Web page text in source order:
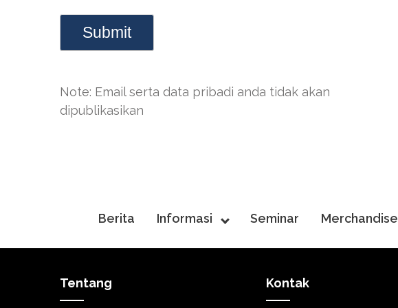
Note: Email serta data pribadi anda tidak akan
dipublikasikan
Berita Informasi Seminar Merchandise
Tentang Kontak